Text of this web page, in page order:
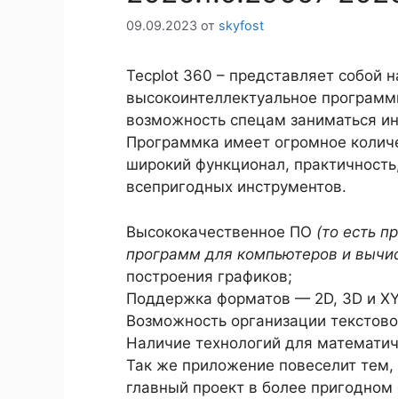
09.09.2023 от skyfost
Tecplot 360 – представляет собой
высокоинтеллектуальное
возможность спецам заниматься
Программка имеет огромное
широкий функционал,
всепригодных инструментов.
Высококачественное ПО (то есть
программ для компьютеров и
построения графиков;
Поддержка форматов — 2D, 3D и
Возможность организации
Наличие технологий для
Так же приложение повеселит тем,
главный проект в более